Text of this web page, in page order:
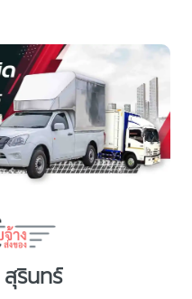
รินทร์